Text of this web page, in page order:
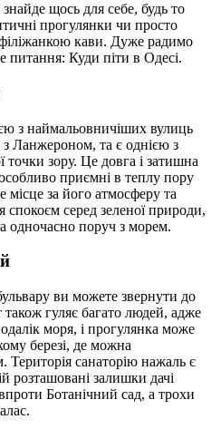
щось для себе, будь то
прогулянки чи просто
кави. Дуже радимо
питання: Куди піти в Одесі.
з наймальовничіших вулиць
Ланжероном, та є однією з
точки зору. Це довга і затишна
приємні в теплу пору
за його атмосферу та
серед зеленої природи,
одночасно поруч з морем.
ви можете звернути до
гуляє багато людей, адже
моря, і прогулянка може
березі, де можна
Територія санаторію нажаль є
розташовані залишки дачі
Ботанічний сад, а трохи